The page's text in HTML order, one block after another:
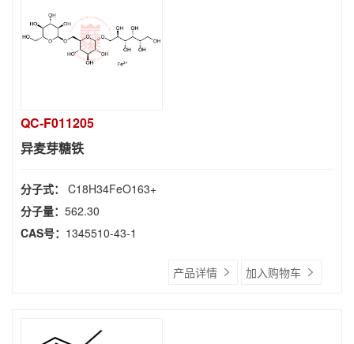
QC-F011205
异麦芽糖铁
分子式： C18H34FeO163+
分子量： 562.30
CAS号： 1345510-43-1
产品详情 加入购物车